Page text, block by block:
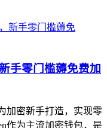
手零门槛薅免费加
加密新手打造，实现零
作为主流加密钱包，是